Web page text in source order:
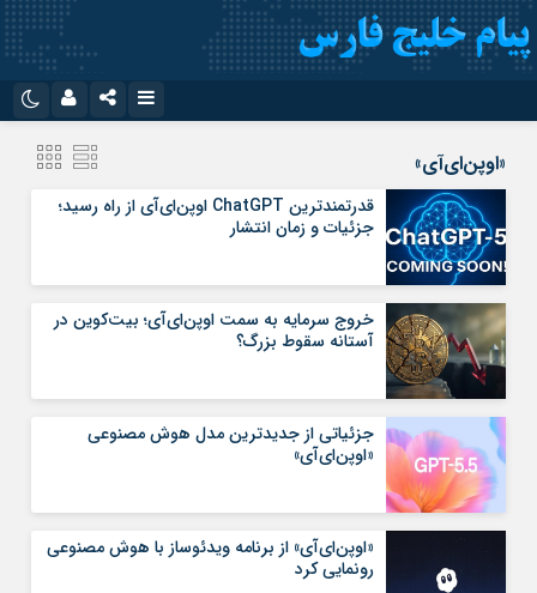
سروش
ایتا
آپارات
رمز عبور
مرا به خاطر بسپار
«اوپن‌ای‌آی»
قدرتمندترین ChatGPT اوپن‌ای‌آی از راه رسید؛
جزئیات و زمان انتشار
خروج سرمایه به سمت اوپن‌ای‌آی؛ بیت‌کوین در
آستانه سقوط بزرگ؟
جزئیاتی از جدیدترین مدل هوش مصنوعی
«اوپن‌ای‌آی»
«اوپن‌ای‌آی» از برنامه ویدئوساز با هوش مصنوعی
رونمایی کرد